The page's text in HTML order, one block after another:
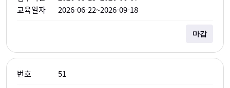
2026-06-22~2026-09-18
마감
51